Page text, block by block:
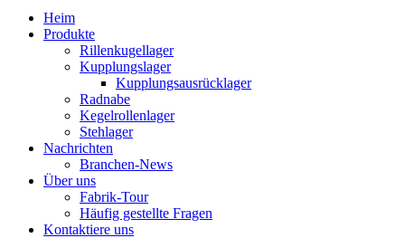
Heim
Produkte
Rillenkugellager
Kupplungslager
Kupplungsausrücklager
Radnabe
Kegelrollenlager
Stehlager
Nachrichten
Branchen-News
Über uns
Fabrik-Tour
Häufig gestellte Fragen
Kontaktiere uns